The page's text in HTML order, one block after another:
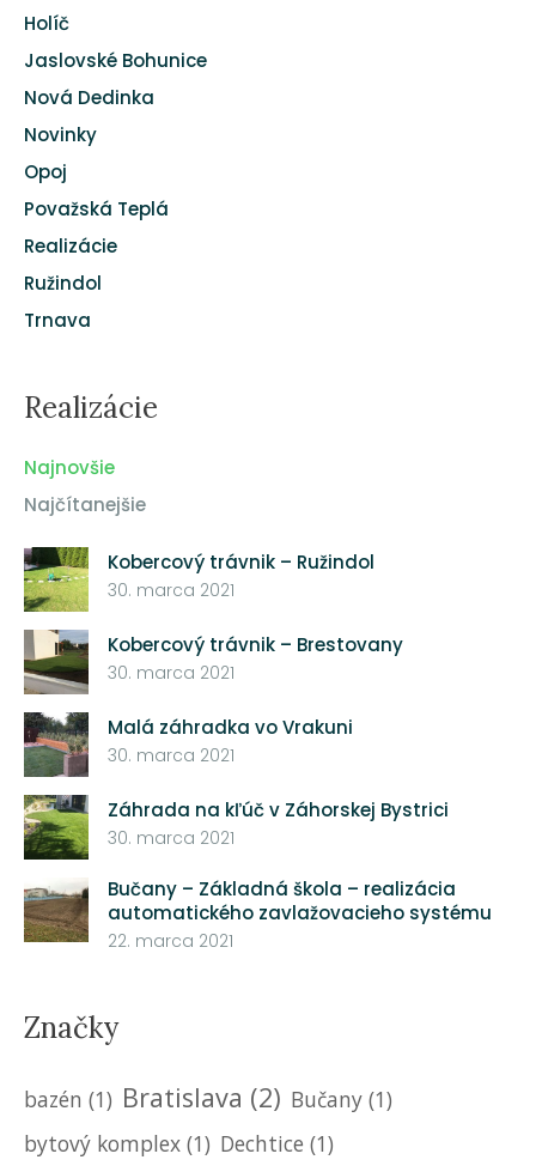
Holíč
Jaslovské Bohunice
Nová Dedinka
Novinky
Opoj
Považská Teplá
Realizácie
Ružindol
Trnava
Realizácie
Najnovšie
Najčítanejšie
Kobercový trávnik – Ružindol
30. marca 2021
Kobercový trávnik – Brestovany
30. marca 2021
Malá záhradka vo Vrakuni
30. marca 2021
Záhrada na kľúč v Záhorskej Bystrici
30. marca 2021
Bučany – Základná škola – realizácia
automatického zavlažovacieho systému
22. marca 2021
Značky
bazén (1) Bratislava (2) Bučany (1)
bytový komplex (1) Dechtice (1)